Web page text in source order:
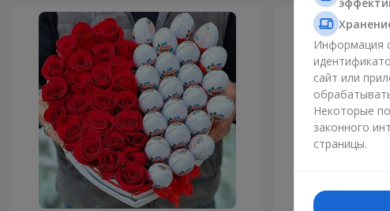
Информация
сайт или
Некоторые
законного
страницы.